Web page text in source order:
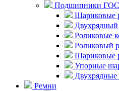
Подшипники
Шариковые
Роликовые
Роликовый
Шариковые
Упорные
Ремни